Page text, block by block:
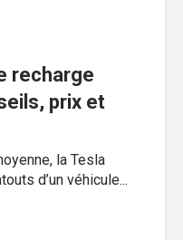
recharge
prix et
la Tesla
d’un véhicule...